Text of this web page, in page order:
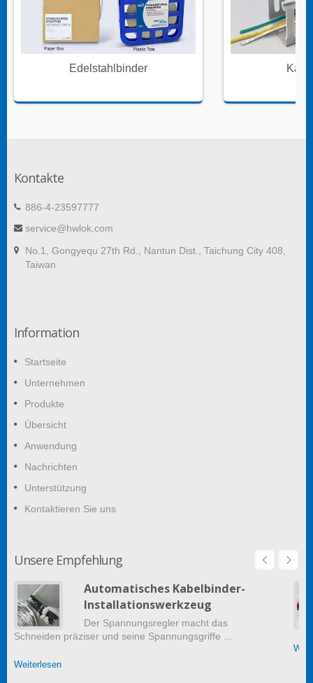
Edelstahlbinder
Kontakte
886-4-23597777
service@hwlok.com
No.1, Gongyequ 27th Rd., Nantun Dist., Taichung City 408,
Taiwan
Information
Startseite
Unternehmen
Produkte
Übersicht
Anwendung
Nachrichten
Unterstützung
Kontaktieren Sie uns
Unsere Empfehlung
Automatisches Kabelbinder-
Installationswerkzeug
Der Spannungsregler macht das
Schneiden präziser und seine Spannungsgriffe …
Weiterlesen